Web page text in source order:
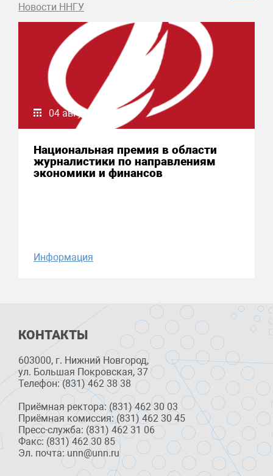
Новости ННГУ
04 августа 2026
Национальная премия в области
журналистики по направлениям
экономики и финансов
Информация
КОНТАКТЫ
603000, г. Нижний Новгород,
ул. Большая Покровская, 37
Телефон: (831) 462 38 38
Приёмная ректора: (831) 462 30 03
Приёмная комиссия: (831) 462 30 45
Пресс-служба: (831) 462 31 06
Факс: (831) 462 30 85
Эл. почта: unn@unn.ru